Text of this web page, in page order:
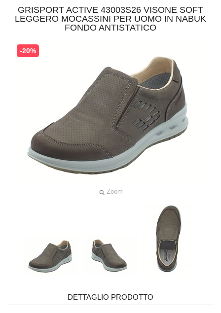
GRISPORT ACTIVE 43003S26 VISONE SOFT
LEGGERO MOCASSINI PER UOMO IN NABUK
FONDO ANTISTATICO
Zoom
-20%
DETTAGLIO PRODOTTO